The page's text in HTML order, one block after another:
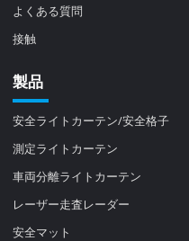
よくある質問
接触
製品
安全ライトカーテン/安全格子
測定ライトカーテン
車両分離ライトカーテン
レーザー走査レーダー
安全マット